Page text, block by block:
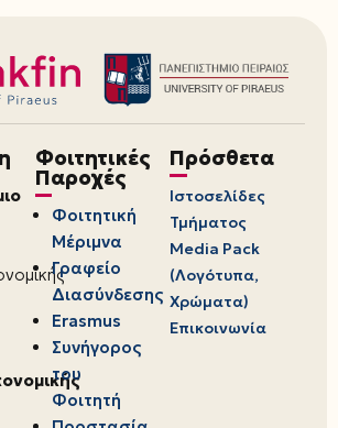
Φοιτητικές
Παροχές
Φοιτητική
Μέριμνα
Γραφείο
Διασύνδεσης
Erasmus
Συνήγορος
του
Φοιτητή
Πρόσθετα
Ιστοσελίδες
Τμήματος
Media Pack
(Λογότυπα,
Χρώματα)
Επικοινωνία